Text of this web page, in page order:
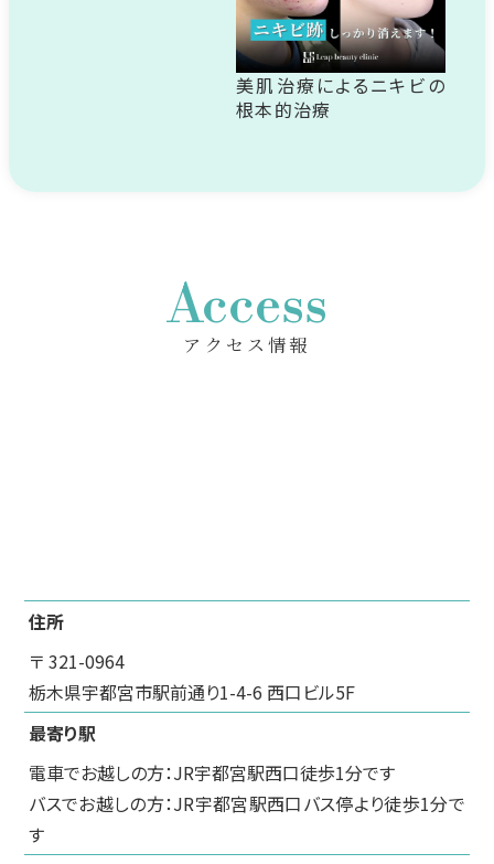
美肌治療によるニキビの
根本的治療
Access
アクセス情報
住所
〒 321-0964
栃木県宇都宮市駅前通り1-4-6 西口ビル5F
最寄り駅
電車でお越しの方：JR宇都宮駅西口徒歩1分です
バスでお越しの方：JR宇都宮駅西口バス停より徒歩1分で
す